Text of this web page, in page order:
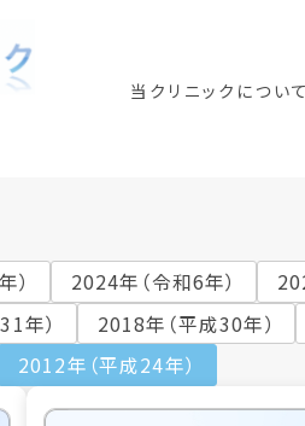
当クリニックについて
ニック概要
指導
初めて当クリニック
受診される方へ
） 2024年（令和6年）
年） 2018年（平成30年）
2012年（平成24年）